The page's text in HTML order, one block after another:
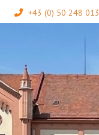
+43 (0) 50 248 013